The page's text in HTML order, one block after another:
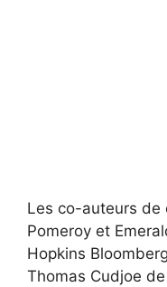
Les co-auteurs de
Pomeroy et
Hopkins
Thomas Cudjoe